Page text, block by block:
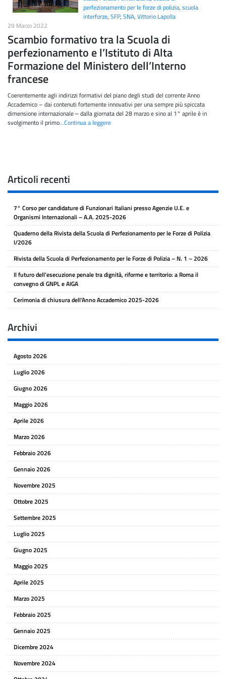
perfezionamento per le forze di polizia, scuola
interforze, SFP, SNA, Vittorio Lapolla
29 Marzo 2022
Scambio formativo tra la Scuola di
perfezionamento e l’Istituto di Alta
Formazione del Ministero dell’Interno
francese
Coerentemente agli indirizzi formativi del piano degli studi del corrente Anno
Accademico – dai contenuti fortemente innovativi per una sempre più spiccata
dimensione internazionale ‒ dalla giornata del 28 marzo e sino al 1° aprile è in
svolgimento il primo…Continua a leggere
Articoli recenti
7° Corso per candidature di Funzionari Italiani presso Agenzie U.E. e
Organismi Internazionali – A.A. 2025-2026
Quaderno della Rivista della Scuola di Perfezionamento per le Forze di Polizia
I/2026
Rivista della Scuola di Perfezionamento per le Forze di Polizia – N. 1 – 2026
Il futuro dell’esecuzione penale tra dignità, riforme e territorio: a Roma il
convegno di GNPL e AIGA
Cerimonia di chiusura dell’Anno Accademico 2025-2026
Archivi
Agosto 2026
Luglio 2026
Giugno 2026
Maggio 2026
Aprile 2026
Marzo 2026
Febbraio 2026
Gennaio 2026
Novembre 2025
Ottobre 2025
Settembre 2025
Luglio 2025
Giugno 2025
Maggio 2025
Aprile 2025
Marzo 2025
Febbraio 2025
Gennaio 2025
Dicembre 2024
Novembre 2024